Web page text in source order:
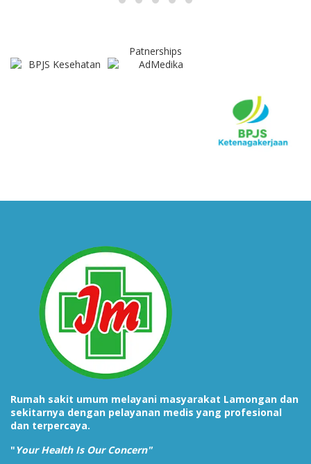
Patnerships
Rumah sakit umum melayani masyarakat Lamongan dan
sekitarnya dengan pelayanan medis yang profesional
dan terpercaya.
"Your Health Is Our Concern"